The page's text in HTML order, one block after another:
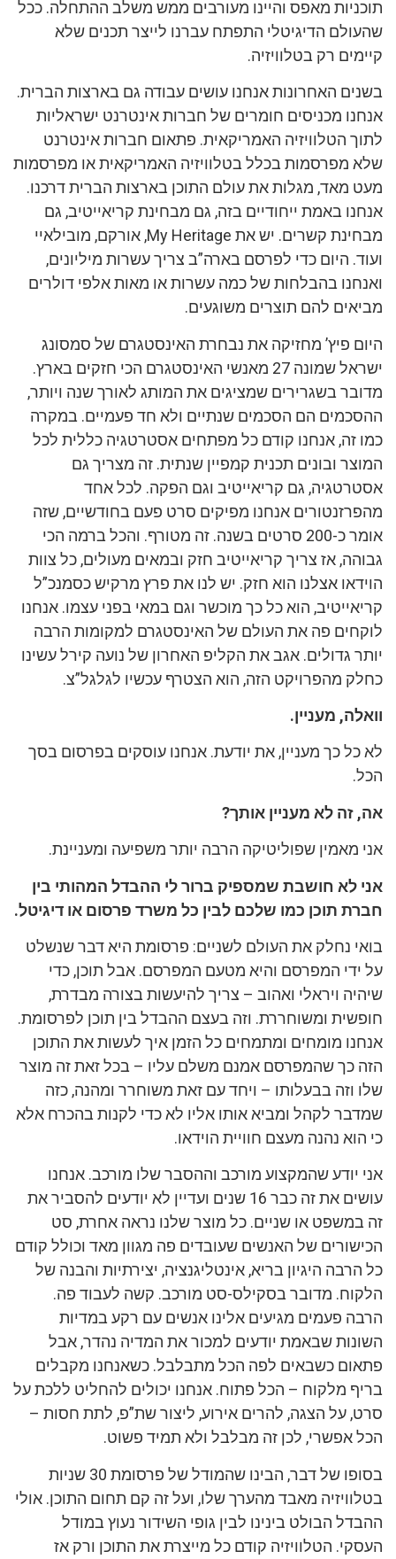
תוכניות מאפס והיינו מעורבים ממש משלב ההתחלה. ככל
שהעולם הדיגיטלי התפתח עברנו לייצר תכנים שלא
קיימים רק בטלוויזיה.
בשנים האחרונות אנחנו עושים עבודה גם בארצות הברית.
אנחנו מכניסים חומרים של חברות אינטרנט ישראליות
לתוך הטלוויזיה האמריקאית. פתאום חברות אינטרנט
שלא מפרסמות בכלל בטלוויזיה האמריקאית או מפרסמות
מעט מאד, מגלות את עולם התוכן בארצות הברית דרכנו.
אנחנו באמת ייחודיים בזה, גם מבחינת קריאייטיב, גם
מבחינת קשרים. יש את My Heritage, אורקם, מובילאיי
ועוד. היום כדי לפרסם בארה”ב צריך עשרות מיליונים,
ואנחנו בהבלחות של כמה עשרות או מאות אלפי דולרים
מביאים להם תוצרים משוגעים.
היום פיץ’ מחזיקה את נבחרת האינסטגרם של סמסונג
ישראל שמונה 27 מאנשי האינסטגרם הכי חזקים בארץ.
מדובר בשגרירים שמציגים את המותג לאורך שנה ויותר,
ההסכמים הם הסכמים שנתיים ולא חד פעמיים. במקרה
כמו זה, אנחנו קודם כל מפתחים אסטרטגיה כללית לכל
המוצר ובונים תכנית קמפיין שנתית. זה מצריך גם
אסטרטגיה, גם קריאייטיב וגם הפקה. לכל אחד
מהפרזנטורים אנחנו מפיקים סרט פעם בחודשיים, שזה
אומר כ-200 סרטים בשנה. זה מטורף. והכל ברמה הכי
גבוהה, אז צריך קריאייטיב חזק ובמאים מעולים, כל צוות
הוידאו אצלנו הוא חזק. יש לנו את פרץ מרקיש כסמנכ”ל
קריאייטיב, הוא כל כך מוכשר וגם במאי בפני עצמו. אנחנו
לוקחים פה את העולם של האינסטגרם למקומות הרבה
יותר גדולים. אגב את הקליפ האחרון של נועה קירל עשינו
כחלק מהפרויקט הזה, הוא הצטרף עכשיו לגלגל”צ.
וואלה, מעניין.
לא כל כך מעניין, את יודעת. אנחנו עוסקים בפרסום בסך
הכל.
אה, זה לא מעניין אותך?
אני מאמין שפוליטיקה הרבה יותר משפיעה ומעניינת.
אני לא חושבת שמספיק ברור לי ההבדל המהותי בין
חברת תוכן כמו שלכם לבין כל משרד פרסום או דיגיטל.
בואי נחלק את העולם לשניים: פרסומת היא דבר שנשלט
על ידי המפרסם והיא מטעם המפרסם. אבל תוכן, כדי
שיהיה ויראלי ואהוב – צריך להיעשות בצורה מבדרת,
חופשית ומשוחררת. וזה בעצם ההבדל בין תוכן לפרסומת.
אנחנו מומחים ומתמחים כל הזמן איך לעשות את התוכן
הזה כך שהמפרסם אמנם משלם עליו – בכל זאת זה מוצר
שלו וזה בבעלותו – ויחד עם זאת משוחרר ומהנה, כזה
שמדבר לקהל ומביא אותו אליו לא כדי לקנות בהכרח אלא
כי הוא נהנה מעצם חוויית הוידאו.
אני יודע שהמקצוע מורכב וההסבר שלו מורכב. אנחנו
עושים את זה כבר 16 שנים ועדיין לא יודעים להסביר את
זה במשפט או שניים. כל מוצר שלנו נראה אחרת, סט
הכישורים של האנשים שעובדים פה מגוון מאד וכולל קודם
כל הרבה היגיון בריא, אינטליגנציה, יצירתיות והבנה של
הלקוח. מדובר בסקילס-סט מורכב. קשה לעבוד פה.
הרבה פעמים מגיעים אלינו אנשים עם רקע במדיות
השונות שבאמת יודעים למכור את המדיה נהדר, אבל
פתאום כשבאים לפה הכל מתבלבל. כשאנחנו מקבלים
בריף מלקוח – הכל פתוח. אנחנו יכולים להחליט ללכת על
סרט, על הצגה, להרים אירוע, ליצור שת”פ, לתת חסות –
הכל אפשרי, לכן זה מבלבל ולא תמיד פשוט.
בסופו של דבר, הבינו שהמודל של פרסומת 30 שניות
בטלוויזיה מאבד מהערך שלו, ועל זה קם תחום התוכן. אולי
ההבדל הבולט בינינו לבין גופי השידור נעוץ במודל
העסקי. הטלוויזיה קודם כל מייצרת את התוכן ורק אז